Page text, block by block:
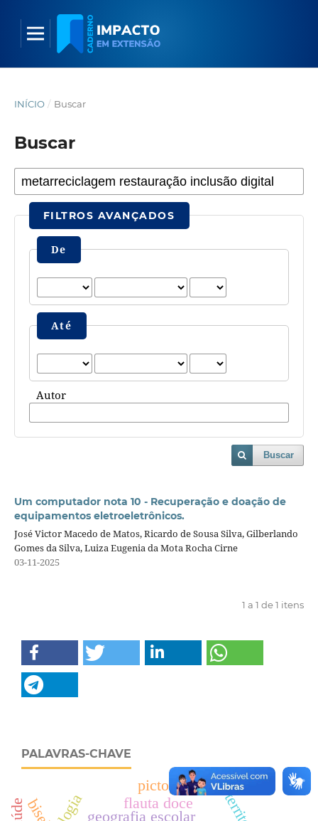
INÍCIO / Buscar
Buscar
FILTROS AVANÇADOS
De
Até
Autor
Buscar
Um computador nota 10 - Recuperação e doação de
equipamentos eletroeletrônicos.
José Victor Macedo de Matos, Ricardo de Sousa Silva, Gilberlando
Gomes da Silva, Luiza Eugenia da Mota Rocha Cirne
03-11-2025
1 a 1 de 1 itens
PALAVRAS-CHAVE
geografia escolar
bisel flauta doce
pictogramas